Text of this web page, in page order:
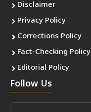
Disclaimer
Privacy Policy
Corrections Policy
Fact-Checking Policy
Editorial Policy
Follow Us